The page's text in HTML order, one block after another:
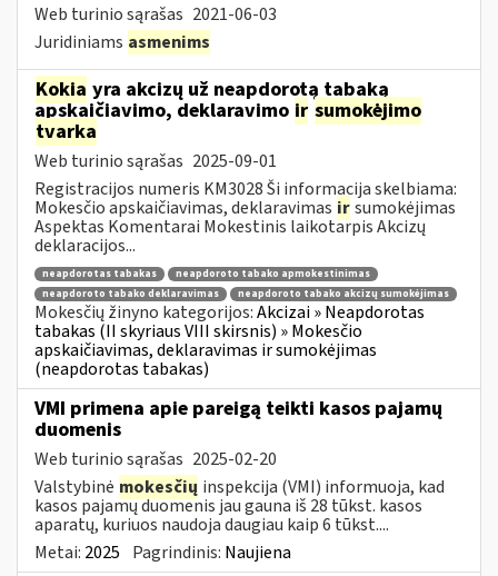
Web turinio sąrašas 2021-06-03
Juridiniams asmenims
Kokia yra akcizų už neapdorotą tabaką
apskaičiavimo, deklaravimo ir sumokėjimo
tvarka
Web turinio sąrašas 2025-09-01
Registracijos numeris KM3028 Ši informacija skelbiama:
Mokesčio apskaičiavimas, deklaravimas irsumokėjimas
Aspektas Komentarai Mokestinis laikotarpis Akcizų
deklaracijos...
neapdorotas tabakas
neapdoroto tabako apmokestinimas
neapdoroto tabako deklaravimas
neapdoroto tabako akcizų sumokėjimas
Mokesčių žinyno kategorijos:Akcizai » Neapdorotas
tabakas (II skyriaus VIII skirsnis) » Mokesčio
apskaičiavimas, deklaravimas ir sumokėjimas
(neapdorotas tabakas)
VMI primena apie pareigą teikti kasos pajamų
duomenis
Web turinio sąrašas 2025-02-20
Valstybinė mokesčių inspekcija (VMI) informuoja, kad
kasos pajamų duomenis jau gauna iš 28 tūkst. kasos
aparatų, kuriuos naudoja daugiau kaip 6 tūkst....
Metai: 2025 Pagrindinis: Naujiena